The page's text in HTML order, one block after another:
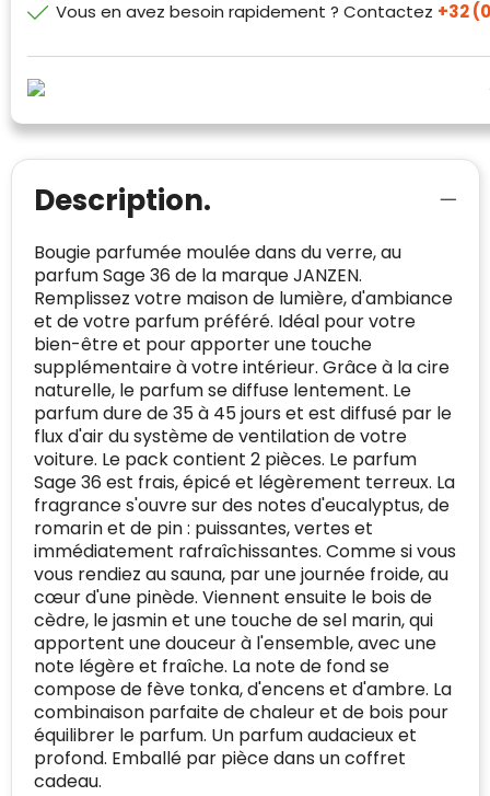
Vous en avez besoin rapidement ? Contactez +32
Description.
Bougie parfumée moulée dans du verre, au
parfum Sage 36 de la marque JANZEN.
Remplissez votre maison de lumière, d'ambiance
et de votre parfum préféré. Idéal pour votre
bien-être et pour apporter une touche
supplémentaire à votre intérieur. Grâce à la cire
naturelle, le parfum se diffuse lentement. Le
parfum dure de 35 à 45 jours et est diffusé par le
flux d'air du système de ventilation de votre
voiture. Le pack contient 2 pièces. Le parfum
Sage 36 est frais, épicé et légèrement terreux. La
fragrance s'ouvre sur des notes d'eucalyptus, de
romarin et de pin : puissantes, vertes et
immédiatement rafraîchissantes. Comme si vous
vous rendiez au sauna, par une journée froide, au
cœur d'une pinède. Viennent ensuite le bois de
cèdre, le jasmin et une touche de sel marin, qui
apportent une douceur à l'ensemble, avec une
note légère et fraîche. La note de fond se
compose de fève tonka, d'encens et d'ambre. La
combinaison parfaite de chaleur et de bois pour
équilibrer le parfum. Un parfum audacieux et
profond. Emballé par pièce dans un coffret
cadeau.
van klanten voldoet.
Trustindex werkt samen met 137
echte, geverifieerde beoordelingen op één
plaats.
richtlijnen van Trustindex en waarvan
bewezen is dat ze spamvrij zijn worden door
de verschillende platforms geaccepteerd en
meegeteld in de scores.
klanttevredenheid op basis van
beoordelingen. Minder dan 1% van de
probleem.
Trustindex heeft de contactgegevens van de
website en de bedrijfsgegevens
onafhankelijk geverifieerd.
CONTACTGEGEVENS
Telefoonnummer:+32 479 88 00 36 Geverifieerd
E-
mailadres:
mia@linkkado.be Geverifieerd
BEDRIJFSGEGEVENS
Bedrijfsnaam: Linkkado
Domein: linkkado.be
Oprichting van de
onderneming
2026
Aantal werknemers 1-10
Trustindex-certificaat
starten :
2026-04-22
Trustindex controleert websites voortdurend
op veiligheidsproblemen.
Safe Browsing:geen probleem
gedetecteerd
Blacklist Geen site op de zwarte lijst
Geldig SSL-certificaat
Spam E-mail is spamvrij
Websites die consequent een hoog niveau
van klanttevredenheid handhaven en
voldoen aan een hoog niveau van
veiligheidsprotocol, kunnen Trustindex-
certificaat verkrijgen. Zoekt u bij het winkelen
naar de certificaten van Trustindex en koopt u
met vertrouwen!
Meer informatie»
Voor bedrijven
Bouwt u vertrouwen op en verhoogt u uw
verkoop met de Trustindex-certificaat.
Meer informatie»